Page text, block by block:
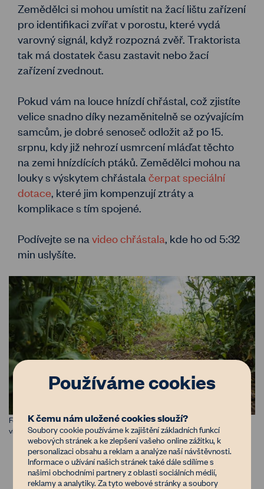
Zemědělci si mohou umístit na žací lištu zařízení
pro identifikaci zvířat v porostu, které vydá
varovný signál, když rozpozná zvěř. Traktorista
tak má dostatek času zastavit nebo žací
zařízení zvednout.
Pokud vám na louce hnízdí chřástal, což zjistíte
velice snadno díky nezaměnitelně se ozývajícím
samcům, je dobré senoseč odložit až po 15.
srpnu, kdy již nehrozí usmrcení mláďat těchto
na zemi hnízdících ptáků. Zemědělci mohou na
louky s výskytem chřástala čerpat speciální
dotace, které jim kompenzují ztráty a
komplikace s tím spojené.
Podívejte se na video chřástala, kde ho od 5:32
min uslyšíte.
Foto 3: Řepka vysetá bezorebně na pole po pšenici. Na povrchu půdy jsou
vidět zbytky pšenice. Foto: @Foodpioneer
Komu se nelení, tomu se zelení
a taky hezky kvete
Používáme cookies
K čemu nám uložené cookies slouží?
Soubory cookie používáme k zajištění základních funkcí
webových stránek a ke zlepšení vašeho online zážitku, k
personalizaci obsahu a reklam a analýze naší návštěvnosti.
Informace o užívání našich stránek také dále sdílíme s
našimi obchodními partnery z oblasti sociálních médií,
reklamy a analytiky. Za tyto webové stránky a soubory